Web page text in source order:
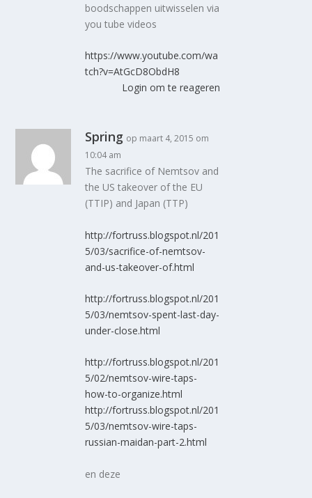
boodschappen uitwisselen via
you tube videos
https://www.youtube.com/wa
tch?v=AtGcD8ObdH8
Login om te reageren
Spring op maart 4, 2015 om
10:04 am
The sacrifice of Nemtsov and
the US takeover of the EU
(TTIP) and Japan (TTP)
http://fortruss.blogspot.nl/201
5/03/sacrifice-of-nemtsov-
and-us-takeover-of.html
http://fortruss.blogspot.nl/201
5/03/nemtsov-spent-last-day-
under-close.html
http://fortruss.blogspot.nl/201
5/02/nemtsov-wire-taps-
how-to-organize.html
http://fortruss.blogspot.nl/201
5/03/nemtsov-wire-taps-
russian-maidan-part-2.html
en deze